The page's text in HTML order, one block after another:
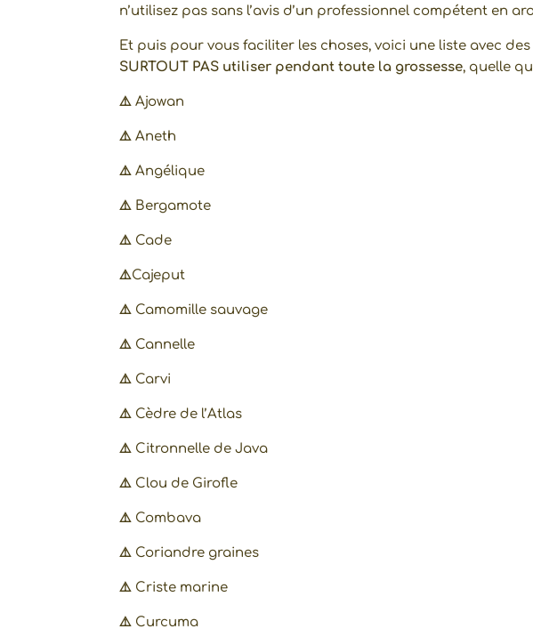
n’utilisez pas sans l’avis d’un professionnel compétent en
Et puis pour vous faciliter les choses, voici une liste avec
SURTOUT PAS utiliser pendant toute la grossesse, quelle
⚠️ Ajowan
⚠️ Aneth
⚠️ Angélique
⚠️ Bergamote
⚠️ Cade
⚠️Cajeput
⚠️ Camomille sauvage
⚠️ Cannelle
⚠️ Carvi
⚠️ Cèdre de l’Atlas
⚠️ Citronnelle de Java
⚠️ Clou de Girofle
⚠️ Combava
⚠️ Coriandre graines
⚠️ Criste marine
⚠️ Curcuma